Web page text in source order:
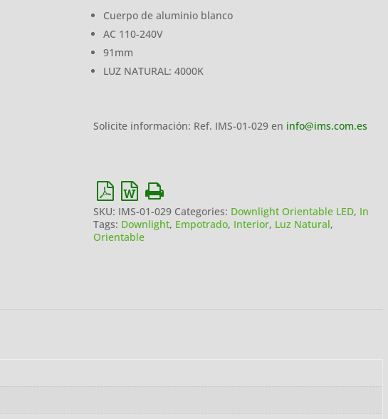
Cuerpo de aluminio blanco
AC 110-240V
91mm
LUZ NATURAL: 4000K
Solicite información: Ref. IMS-01-029 en info@ims.com.es
SKU: IMS-01-029 Categories: Downlight Orientable LED, In
Tags: Downlight, Empotrado, Interior, Luz Natural,
Orientable